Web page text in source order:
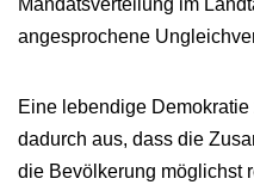
Mandatsverteilung im
angesprochene
Eine lebendige
dadurch aus, dass die
die Bevölkerung möglichst